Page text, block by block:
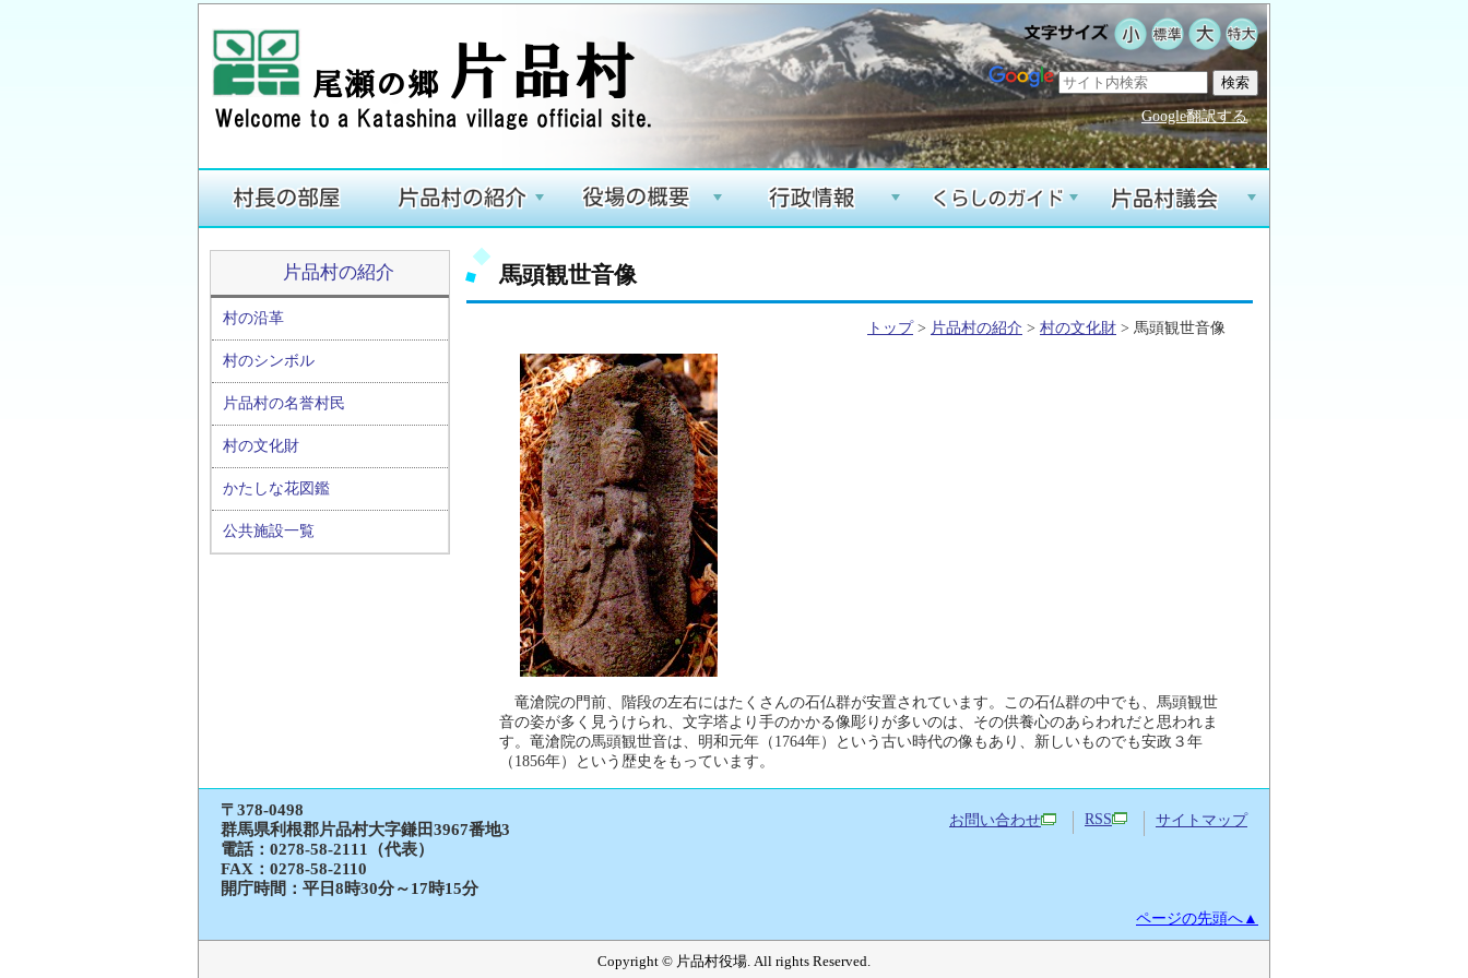
Google翻訳する
片品村の紹介
村の沿革
村のシンボル
片品村の名誉村民
村の文化財
かたしな花図鑑
公共施設一覧
馬頭観世音像
トップ> 片品村の紹介 > 村の文化財 > 馬頭観世音像
竜滄院の門前、階段の左右にはたくさんの石仏群が安置されています。この石仏群の中でも、馬頭観世
音の姿が多く見うけられ、文字塔より手のかかる像彫りが多いのは、その供養心のあらわれだと思われま
す。竜滄院の馬頭観世音は、明和元年（1764年）という古い時代の像もあり、新しいものでも安政３年
（1856年）という歴史をもっています。
〒378-0498
群馬県利根郡片品村大字鎌田3967番地3
電話： 0278-58-2111（代表）
FAX：0278-58-2110
開庁時間：平日8時30分～17時15分
お問い合わせ RSS サイトマップ
ページの先頭へ▲
Copyright © 片品村役場. All rights Reserved.